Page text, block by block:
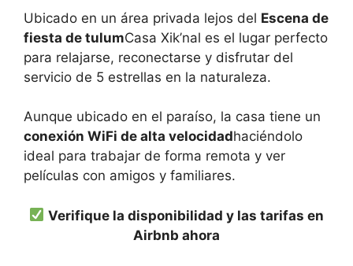
Ubicado en un área privada lejos del Escena de
fiesta de tulumCasa Xik’nal es el lugar perfecto
para relajarse, reconectarse y disfrutar del
servicio de 5 estrellas en la naturaleza.
Aunque ubicado en el paraíso, la casa tiene un
conexión WiFi de alta velocidadhaciéndolo
ideal para trabajar de forma remota y ver
películas con amigos y familiares.
Verifique la disponibilidad y las tarifas en
Airbnb ahora